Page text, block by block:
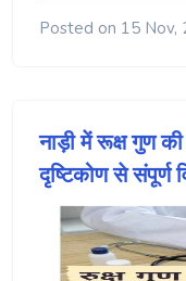
Posted on 15 Nov,
नाड़ी में रूक्ष गुण
दृष्टिकोण से